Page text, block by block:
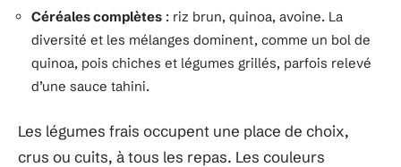
Céréales complètes : riz brun, quinoa, avoine. La
diversité et les mélanges dominent, comme un bol de
quinoa, pois chiches et légumes grillés, parfois relevé
d’une sauce tahini.
Les légumes frais occupent une place de choix,
crus ou cuits, à tous les repas. Les couleurs